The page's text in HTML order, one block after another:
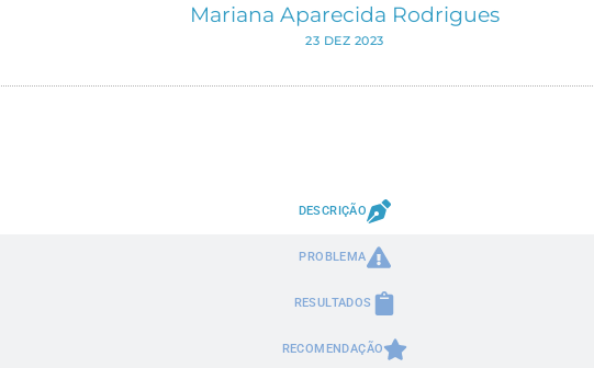
Mariana Aparecida Rodrigues
23 DEZ 2023
DESCRIÇÃO
PROBLEMA
RESULTADOS
RECOMENDAÇÃO